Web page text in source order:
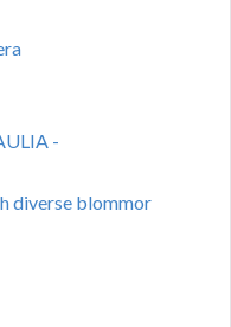
-
diverse blommor